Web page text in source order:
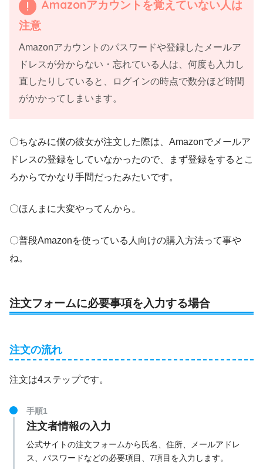
Amazonアカウントを覚えていない人は
注意
Amazonアカウントのパスワードや登録したメールア
ドレスが分からない・忘れている人は、何度も入力し
直したりしていると、ログインの時点で数分ほど時間
がかかってしまいます。
〇ちなみに僕の彼女が注文した際は、Amazonでメールア
ドレスの登録をしていなかったので、まず登録をするとこ
ろからでかなり手間だったみたいです。
〇ほんまに大変やってんから。
〇普段Amazonを使っている人向けの購入方法って事や
ね。
注文フォームに必要事項を入力する場合
注文の流れ
注文は4ステップです。
手順1
注文者情報の入力
公式サイトの注文フォームから氏名、住所、メールアドレ
ス、パスワードなどの必要項目、7項目を入力します。